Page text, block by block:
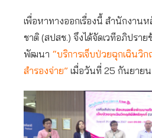
เพื่อหาทางออกเรื่องนี้ สำนักงาน
ชาติ (สปสช.) จึงได้จัดเวทีอภิปราย
พัฒนา “บริการเจ็บป่วยฉุกเฉินวิ
สำรองจ่าย” เมื่อวันที่ 25 กันยาย